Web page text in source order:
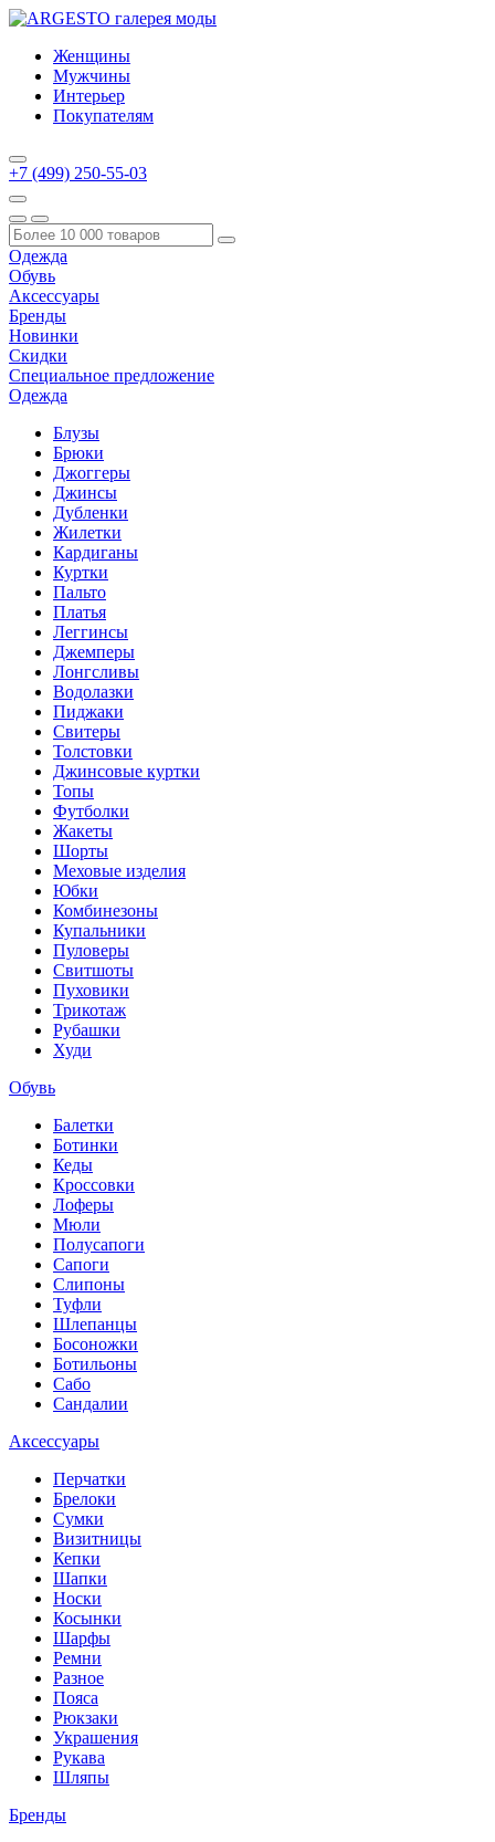
Женщины
Мужчины
Интерьер
Покупателям
+7 (499) 250-55-03
Одежда
Обувь
Аксессуары
Бренды
Новинки
Скидки
Специальное предложение
Одежда
Блузы
Брюки
Джоггеры
Джинсы
Дубленки
Жилетки
Кардиганы
Куртки
Пальто
Платья
Леггинсы
Джемперы
Лонгсливы
Водолазки
Пиджаки
Свитеры
Толстовки
Джинсовые куртки
Топы
Футболки
Жакеты
Шорты
Меховые изделия
Юбки
Комбинезоны
Купальники
Пуловеры
Свитшоты
Пуховики
Трикотаж
Рубашки
Худи
Обувь
Балетки
Ботинки
Кеды
Кроссовки
Лоферы
Мюли
Полусапоги
Сапоги
Слипоны
Туфли
Шлепанцы
Босоножки
Ботильоны
Сабо
Сандалии
Аксессуары
Перчатки
Брелоки
Сумки
Визитницы
Кепки
Шапки
Носки
Косынки
Шарфы
Ремни
Разное
Пояса
Рюкзаки
Украшения
Рукава
Шляпы
Бренды